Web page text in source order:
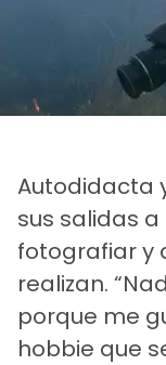
Autodidacta
sus salidas
fotografiar y
realizan.
porque me
hobbie que